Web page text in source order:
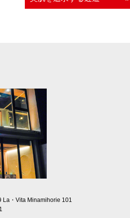
La・Vita Minamihorie 101